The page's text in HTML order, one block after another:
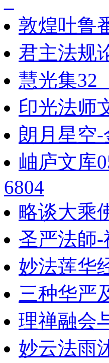
敦煌吐鲁
君主法规
慧光集
印光法师
朗月星空
岫庐文库
6804
略谈大乘
圣严法師-
妙法莲华
三种华严
理禅融会
妙云法雨